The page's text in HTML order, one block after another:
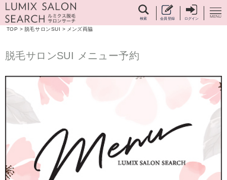
検索 会員登録 ログイン
TOP > 脱毛サロンSUI > メンズ両脇
脱毛サロンSUI メニュー予約